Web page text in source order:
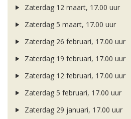
Zaterdag 12 maart, 17.00 uur
Zaterdag 5 maart, 17.00 uur
Zaterdag 26 februari, 17.00 uur
Zaterdag 19 februari, 17.00 uur
Zaterdag 12 februari, 17.00 uur
Zaterdag 5 februari, 17.00 uur
Zaterdag 29 januari, 17.00 uur